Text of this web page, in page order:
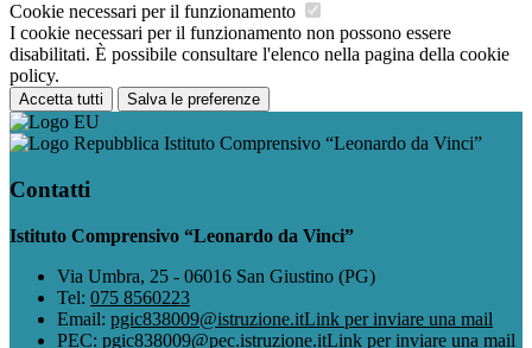
Cookie necessari per il funzionamento
I cookie necessari per il funzionamento non possono essere
disabilitati. È possibile consultare l'elenco nella pagina della cookie
policy.
Accetta tutti Salva le preferenze
Istituto Comprensivo “Leonardo da Vinci”
Contatti
Istituto Comprensivo “Leonardo da Vinci”
Via Umbra, 25 - 06016 San Giustino (PG)
Tel: 075 8560223
Email: pgic838009@istruzione.itLink per inviare una mail
PEC: pgic838009@pec.istruzione.itLink per inviare una mail